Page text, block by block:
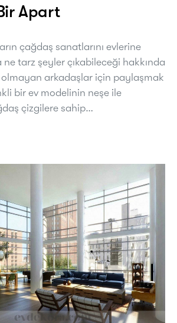
Apart
çağdaş sanatlarını evlerine
ne tarz şeyler çıkabileceği hakkında
arkadaşlar için paylaşmak
bir ev modelinin neşe ile
çizgilere sahip…